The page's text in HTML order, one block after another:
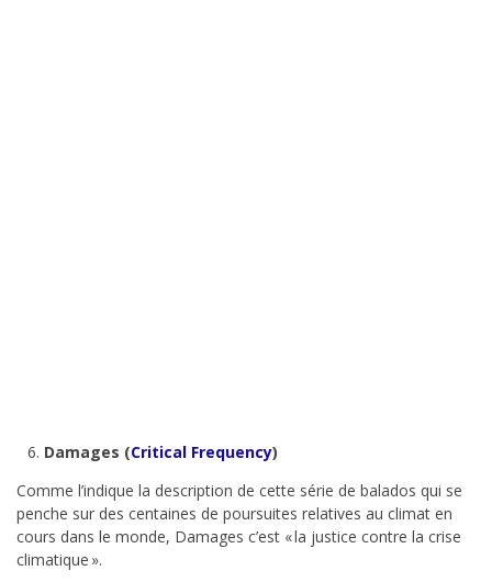
Damages (Critical Frequency)
Comme l’indique la description de cette série de balados qui se
penche sur des centaines de poursuites relatives au climat en
cours dans le monde, Damages c’est « la justice contre la crise
climatique ».